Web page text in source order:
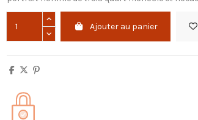
Ajouter au panier